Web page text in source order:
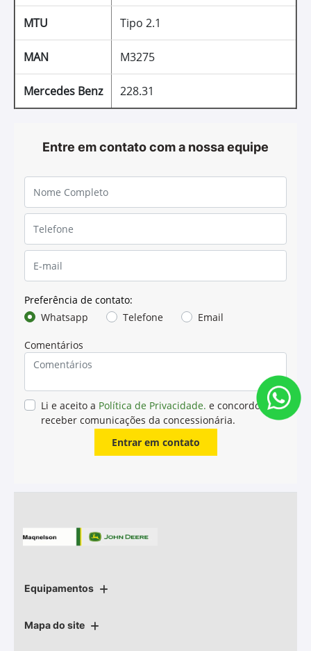
MTU Tipo 2.1
MAN M3275
Mercedes Benz 228.31
Entre em contato com a nossa equipe
Preferência de contato:
Whatsapp
Telefone Email
Comentários
Li e aceito a Política de Privacidade. e concordo em
receber comunicações da concessionária.
Entrar em contato
Equipamentos
Mapa do site